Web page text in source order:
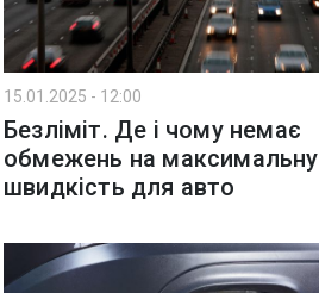
15.01.2025 - 12:00
Безліміт. Де і чому немає
обмежень на максимальну
швидкість для авто